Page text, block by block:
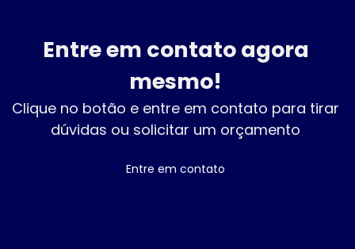
Entre em contato agora
mesmo!
Clique no botão e entre em contato para tirar
dúvidas ou solicitar um orçamento
Entre em contato